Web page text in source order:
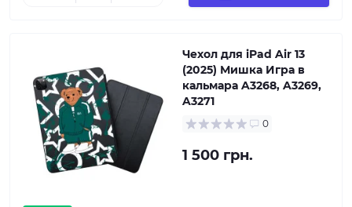
Чехол для iPad Air 13
(2025) Мишка Игра в
кальмара A3268, A3269,
A3271
0
1 500 грн.